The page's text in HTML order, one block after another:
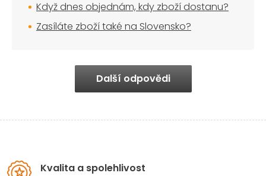
Když dnes objednám, kdy zboží dostanu?
Zasíláte zboží také na Slovensko?
Další odpovědi
Kvalita a spolehlivost